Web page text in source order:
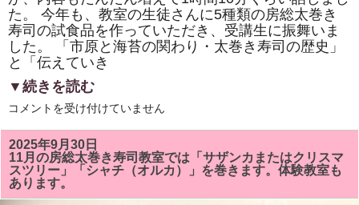
が
と
う
ご
ざ
い
ま
し
た!!
は
た。 今年も、教室の生徒さんに5種類の房総太巻き
寿司の試食品を作っていただき、受講生に振舞いま
した。 「市原と海苔の関わり・太巻き寿司の歴史」
と「伝えていき
▼続きを読む
「市
市
生
涯
学
習
セ
ン
コメントを受け付けていません
2025年9月30日
11月の房総太巻き寿司教室では「サザンカまたはクリスマ
スツリー」「シャチ（オルカ）」を巻きます。体験教室も
あります。